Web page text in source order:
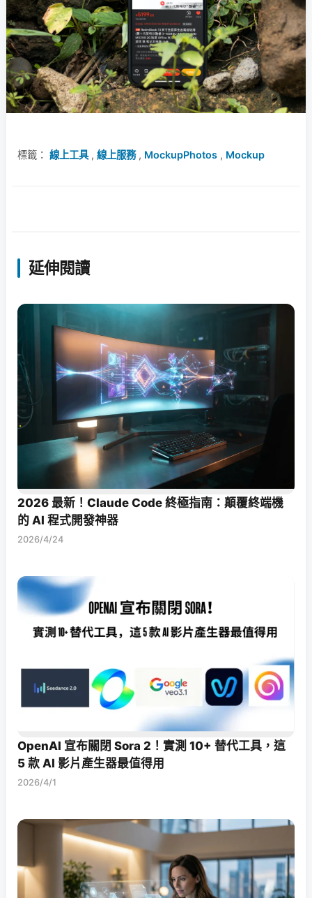
標籤： 線上工具, 線上服務, MockupPhotos , Mockup
延伸閱讀
2026 最新！Claude Code 終極指南：顛覆終端機
的 AI 程式開發神器
2026/4/24
OpenAI 宣布關閉 Sora 2！實測 10+ 替代工具，這
5 款 AI 影片產生器最值得用
2026/4/1